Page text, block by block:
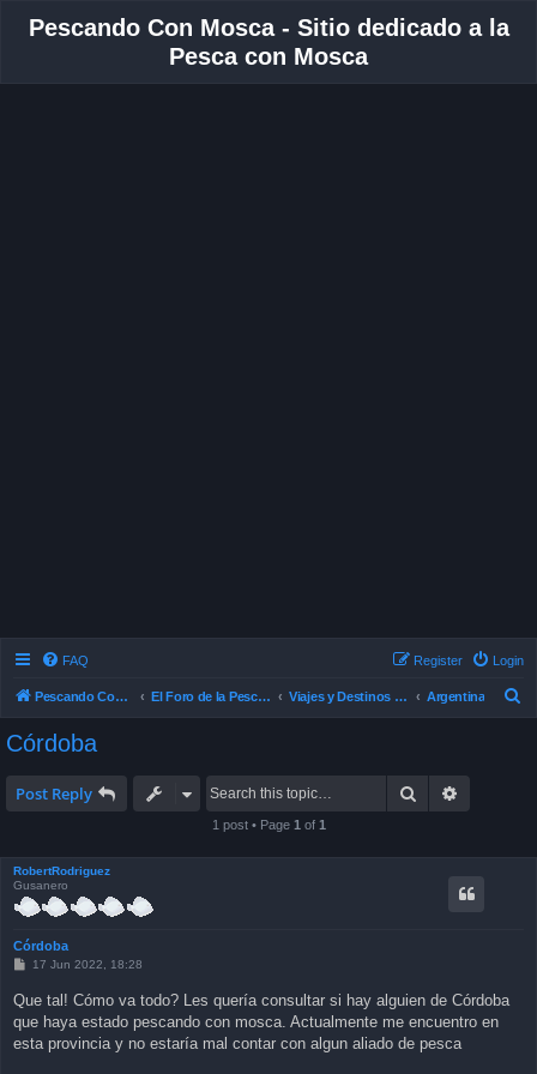
Pescando Con Mosca - Sitio dedicado a la
Pesca con Mosca
FAQ Login
Register
Pescando Con Mosca El Foro de la Pesca con Mosca en Chile Viajes y Destinos de Pesca Argentina
Córdoba
Post Reply Search
1 post • Page 1 of 1
RobertRodriguez
Gusanero
Córdoba
P
t
17 Jun 2022, 18:28
Que tal! Cómo va todo? Les quería consultar si hay alguien de Córdoba
que haya estado pescando con mosca. Actualmente me encuentro en
esta provincia y no estaría mal contar con algun aliado de pesca